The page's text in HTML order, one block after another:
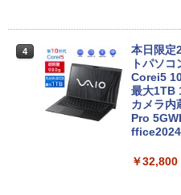
リング
￥3,480
4
本日限定
トパソ
Corei5
最大1TB
カメラ内
Pro
ffice2024
￥32,800